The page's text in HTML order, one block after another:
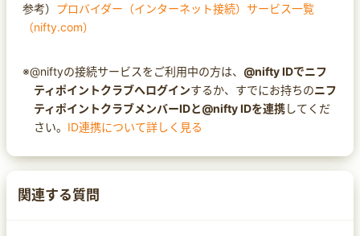
参考） プロバイダー（インターネット接続）サービス一覧
（nifty.com）
※@niftyの接続サービスをご利用中の方は、 @nifty IDでニフ
ティポイントクラブへログインするか、すでにお持ちのニフ
ティポイントクラブメンバーIDと@nifty IDを連携してくだ
さい。 ID連携について詳しく見る
関連する質問